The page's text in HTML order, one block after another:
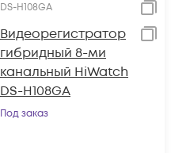
DS-H108GA
Видеорегистратор
гибридный 8-ми
канальный HiWatch
DS-H108GA
Под заказ